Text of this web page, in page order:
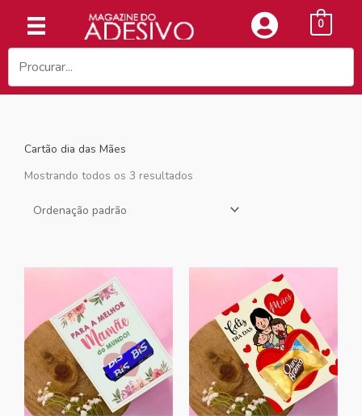
conteúdo
0
Cartão dia das Mães
Mostrando todos os 3 resultados